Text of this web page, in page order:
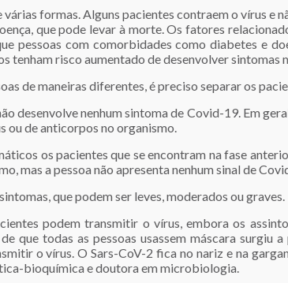
formas. Alguns pacientes contraem o vírus e
que pode levar à morte. Os fatores
pessoas com comorbidades como diabetes e
tenham risco aumentado de desenvolver sintomas
de maneiras diferentes, é preciso separar os
desenvolve nenhum sintoma de Covid-19. Em
ou de anticorpos no organismo.
os pacientes que se encontram na fase
mas a pessoa não apresenta nenhum sinal de
que podem ser leves, moderados ou graves.
podem transmitir o vírus, embora os
que todas as pessoas usassem máscara surgiu
o vírus. O Sars-CoV-2 fica no nariz e na
bioquímica e doutora em microbiologia.